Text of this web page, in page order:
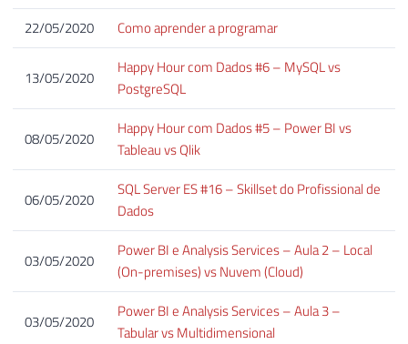
22/05/2020
Como aprender a programar
13/05/2020
Happy Hour com Dados #6 – MySQL vs
PostgreSQL
08/05/2020
Happy Hour com Dados #5 – Power BI vs
Tableau vs Qlik
06/05/2020
SQL Server ES #16 – Skillset do Profissional de
Dados
03/05/2020
Power BI e Analysis Services – Aula 2 – Local
(On-premises) vs Nuvem (Cloud)
03/05/2020
Power BI e Analysis Services – Aula 3 –
Tabular vs Multidimensional